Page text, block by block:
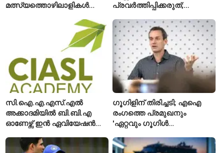
മത്സ്യത്തൊഴിലാളികൾ
കാണാതായി, 47,773 പേരെ
പ്രവർത്തിപ്പിക്കരുത്;
അനുമതിയില്ലാത്ത
ലിഫ്റ്റുകൾക്ക്
ഹൈക്കോടതിയുടെ വിലക്ക്
സി.ഐ.എ.എസ്.എൽ
അക്കാദമിയിൽ ബി.ബി.എ
ഓണേഴ്സ് ഇൻ ഏവിയേഷൻ
ഈമാസം 12 വരെ
ഗൂഗിളിന് തിരിച്ചടി; എഐ
രംഗത്തെ പ്രമുഖനും
'ഏറ്റവും ഗൂഗിൾ
വിശേഷിപ്പിക്കപ്പെട്ട